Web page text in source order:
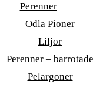
Perenner
Odla Pioner
Liljor
Perenner – barrotade
Pelargoner